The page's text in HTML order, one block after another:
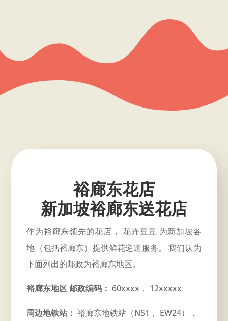
裕廊东花店
新加坡裕廊东送花店
作为裕廊东领先的花店， 花卉豆豆 为新加坡各
地（包括裕廊东）提供鲜花递送服务。 我们认为
下面列出的邮政为裕廊东地区。
裕廊东地区 邮政编码： 60xxxx， 12xxxxx
周边地铁站： 裕廊东地铁站（NS1， EW24），